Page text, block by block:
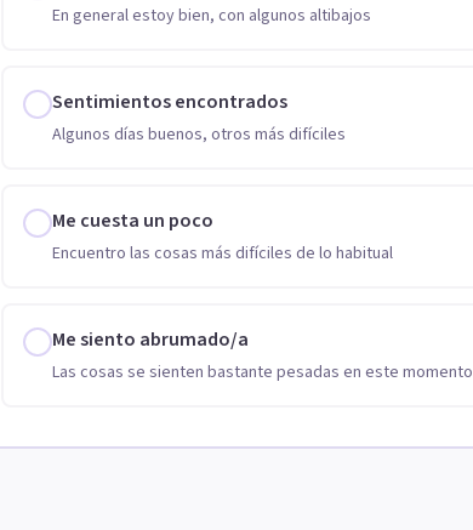
En general estoy bien, con algunos altibajos
Sentimientos encontrados
Algunos días buenos, otros más difíciles
Me cuesta un poco
Encuentro las cosas más difíciles de lo habitual
Me siento abrumado/a
Las cosas se sienten bastante pesadas en este momento